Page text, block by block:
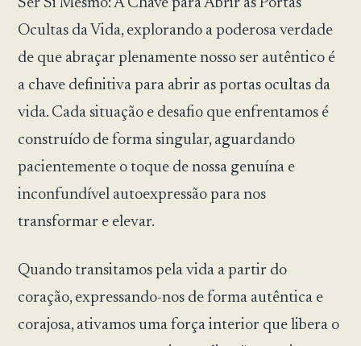
Ocultas da Vida, explorando a poderosa verdade
de que abraçar plenamente nosso ser autêntico é
a chave definitiva para abrir as portas ocultas da
vida. Cada situação e desafio que enfrentamos é
construído de forma singular, aguardando
pacientemente o toque de nossa genuína e
inconfundível autoexpressão para nos
transformar e elevar.
Quando transitamos pela vida a partir do
coração, expressando-nos de forma autêntica e
corajosa, ativamos uma força interior que libera o